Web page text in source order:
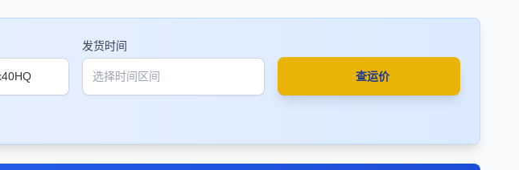
发货时间
查运价